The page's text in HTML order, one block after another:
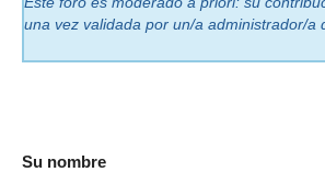
una vez validada por un/a administrador/a
Su nombre